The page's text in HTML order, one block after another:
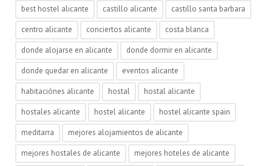
best hostel alicante
castillo alicante
castillo santa barbara
centro alicante
conciertos alicante
costa blanca
donde alojarse en alicante
donde dormir en alicante
donde quedar en alicante
eventos alicante
habitaciónes alicante
hostal
hostal alicante
hostales alicante
hostel alicante
hostel alicante spain
meditarra
mejores alojamientos de alicante
mejores hostales de alicante
mejores hoteles de alicante